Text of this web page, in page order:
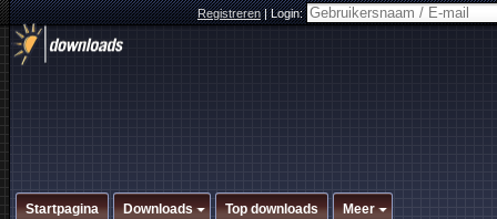
Registreren|Login:
Startpagina Downloads Top downloads Meer